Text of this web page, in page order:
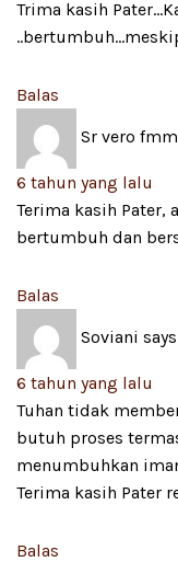
Trima kasih
Balas
Sr vero fmm
6 tahun yang lalu
Terima kasih
bertumbuh dan
Balas
Soviani
6 tahun yang lalu
Tuhan tidak
butuh proses
menumbuhkan
Terima kasih Pater
Balas